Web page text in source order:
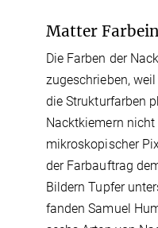
Matter
Die Farben der
zugeschrieben,
die Strukturfarben
Nacktkiemern
mikroskopischer
der Farbauftrag
Bildern Tupfer
fanden Samuel